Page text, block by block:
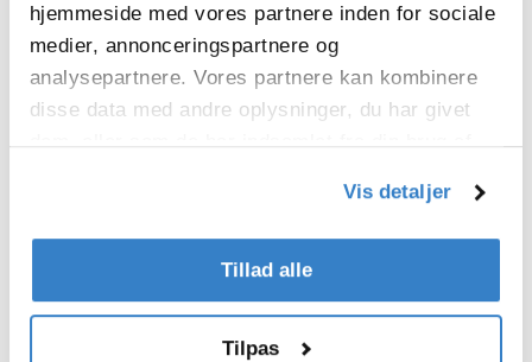
hjemmeside med vores partnere inden for sociale
medier, annonceringspartnere og
analysepartnere. Vores partnere kan kombinere
disse data med andre oplysninger, du har givet
Vis detaljer
Tillad alle
Tilpas
Politikker efter tema
For hvert væsentligt emne har vi udviklet
Hvis du vil vide mere om vores
engagement i en bæredygtig fremtid, kan